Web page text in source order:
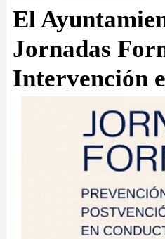
El
Jornadas
Intervención